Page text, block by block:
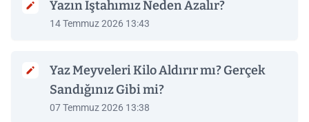
Yazın İştahımız Neden Azalır?
14 Temmuz 2026 13:43
Yaz Meyveleri Kilo Aldırır mı? Gerçek
Sandığınız Gibi mi?
07 Temmuz 2026 13:38